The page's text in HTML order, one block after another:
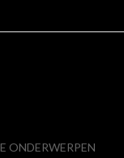
ONDERWERPEN